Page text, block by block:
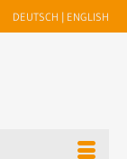
DEUTSCH | ENGLISH